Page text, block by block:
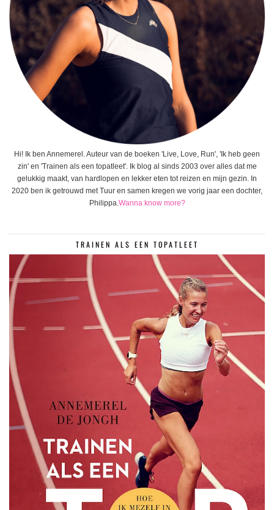
Hi! Ik ben Annemerel. Auteur van de boeken 'Live, Love, Run', 'Ik heb geen
zin' en 'Trainen als een topatleet'. Ik blog al sinds 2003 over alles dat me
gelukkig maakt, van hardlopen en lekker eten tot reizen en mijn gezin. In
2020 ben ik getrouwd met Tuur en samen kregen we vorig jaar een dochter,
Philippa.Wanna know more?
TRAINEN ALS EEN TOPATLEET